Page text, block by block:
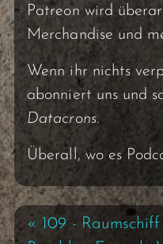
Patreon wird
Merchandise und
Wenn ihr nichts
abonniert uns und
Datacrons.
Überall, wo es
« 109 - Raumschiff